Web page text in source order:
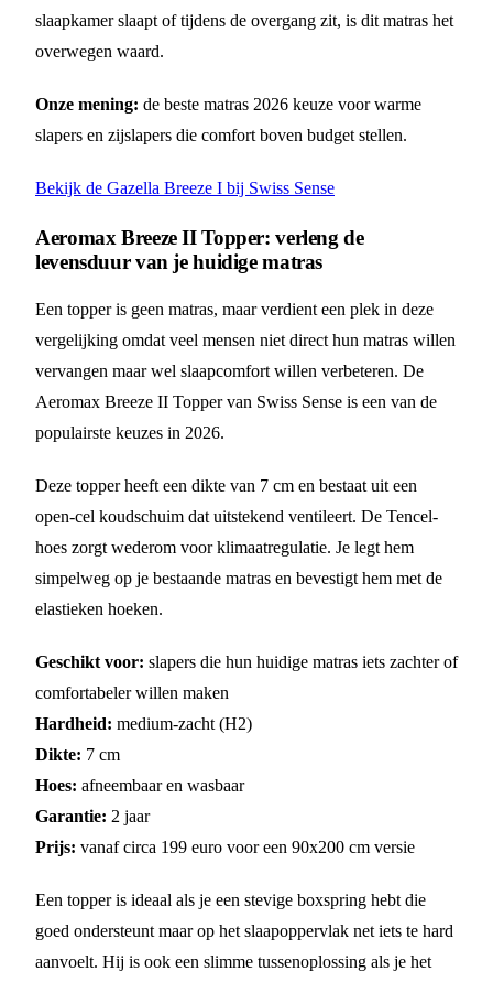
slaapkamer slaapt of tijdens de overgang zit, is dit matras het
overwegen waard.
Onze mening: de beste matras 2026 keuze voor warme
slapers en zijslapers die comfort boven budget stellen.
Bekijk de Gazella Breeze I bij Swiss Sense
Aeromax Breeze II Topper: verleng de
levensduur van je huidige matras
Een topper is geen matras, maar verdient een plek in deze
vergelijking omdat veel mensen niet direct hun matras willen
vervangen maar wel slaapcomfort willen verbeteren. De
Aeromax Breeze II Topper van Swiss Sense is een van de
populairste keuzes in 2026.
Deze topper heeft een dikte van 7 cm en bestaat uit een
open-cel koudschuim dat uitstekend ventileert. De Tencel-
hoes zorgt wederom voor klimaatregulatie. Je legt hem
simpelweg op je bestaande matras en bevestigt hem met de
elastieken hoeken.
Geschikt voor: slapers die hun huidige matras iets zachter of
comfortabeler willen maken
Hardheid: medium-zacht (H2)
Dikte: 7 cm
Hoes: afneembaar en wasbaar
Garantie: 2 jaar
Prijs: vanaf circa 199 euro voor een 90x200 cm versie
Een topper is ideaal als je een stevige boxspring hebt die
goed ondersteunt maar op het slaapoppervlak net iets te hard
aanvoelt. Hij is ook een slimme tussenoplossing als je het